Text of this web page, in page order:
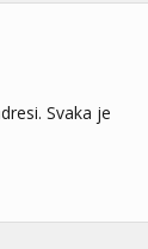
Svaka je